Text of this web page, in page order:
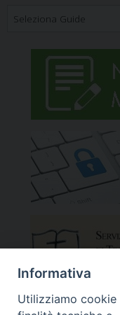
Informativa
Utilizziamo